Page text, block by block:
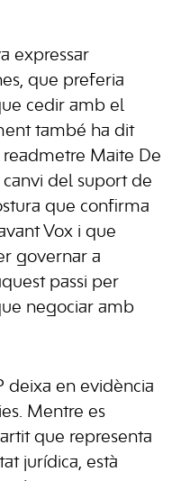
expressar
que preferia
cedir amb el
també ha dit
Maite De
del suport de
que confirma
Vox i que
governar a
passi per
negociar amb
deixa en evidència
Mentre es
que representa
jurídica, està